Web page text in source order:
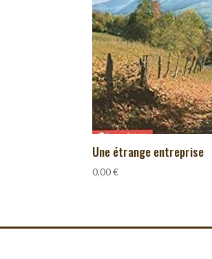
Une étrange entreprise
0,00€